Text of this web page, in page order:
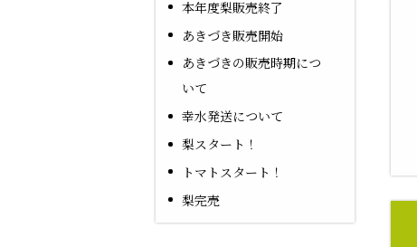
本年度梨販売終了
あきづき販売開始
あきづきの販売時期につ
いて
幸水発送について
梨スタート！
トマトスタート！
梨完売